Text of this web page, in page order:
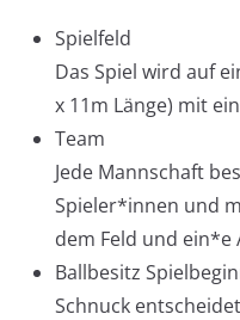
Spielfeld
Das Spiel wird auf
x 11m Länge) mit
Team
Jede Mannschaft
Spieler*innen und
dem Feld und ein*e
Ballbesitz
Schnuck